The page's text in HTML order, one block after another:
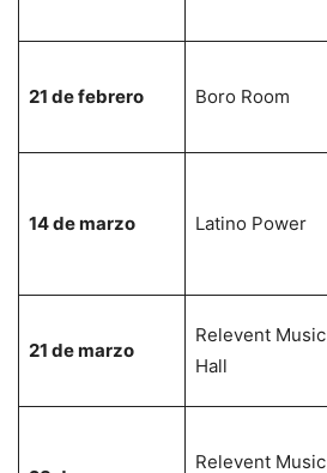
21 de febrero Boro Room
14 de marzo Latino Power
21 de marzo
Relevent Music
Hall
Relevent Music